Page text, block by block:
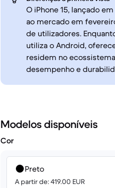
O iPhone 15, lançado
ao mercado em
de utilizadores.
utiliza o Android,
residem no
desempenho e
Modelos disponíveis
Cor
Preto
A partir de: 419.00 EUR